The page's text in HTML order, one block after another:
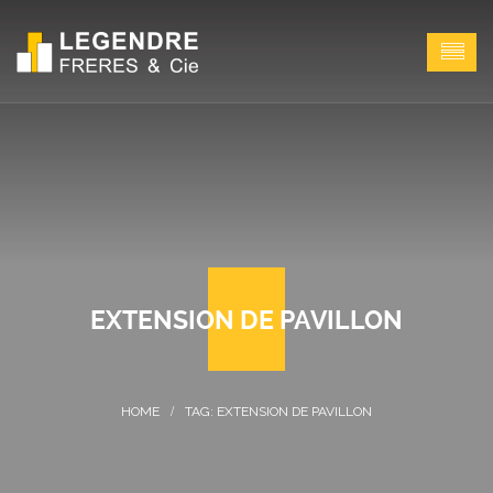
EXTENSION DE PAVILLON
TAG: EXTENSION DE PAVILLON